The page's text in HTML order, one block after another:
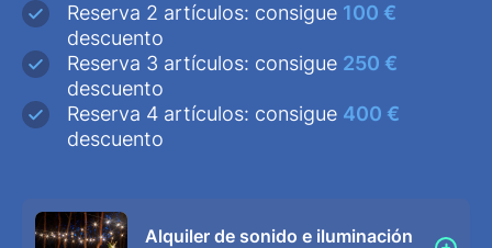
Reserva 2 artículos: consigue 100 €
descuento
Reserva 3 artículos: consigue 250 €
descuento
Reserva 4 artículos: consigue 400 €
descuento
Alquiler de sonido e iluminación